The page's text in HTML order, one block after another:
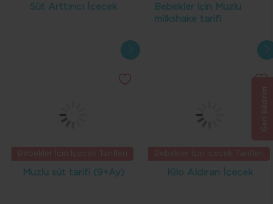
Süt Arttırıcı İçecek
Bebekler için Muzlu
milkshake tarifi
Muzlu süt tarifi (9+Ay) Kilo Aldıran İçecek